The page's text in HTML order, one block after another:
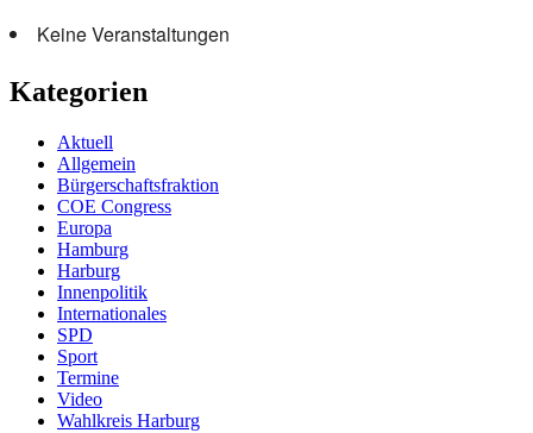
Keine Veranstaltungen
Kategorien
Aktuell
Allgemein
Bürgerschaftsfraktion
COE Congress
Europa
Hamburg
Harburg
Innenpolitik
Internationales
SPD
Sport
Termine
Video
Wahlkreis Harburg